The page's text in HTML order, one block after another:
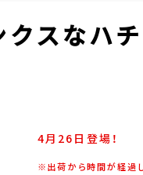
スなハ
4月26日登場！
※出荷から時間が経過